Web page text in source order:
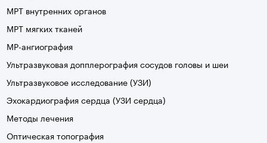
МРТ внутренних органов
МРТ мягких тканей
МР-ангиография
Ультразвуковая допплерография сосудов головы и шеи
Ультразвуковое исследование (УЗИ)
Эхокардиография сердца (УЗИ сердца)
Методы лечения
Оптическая топография